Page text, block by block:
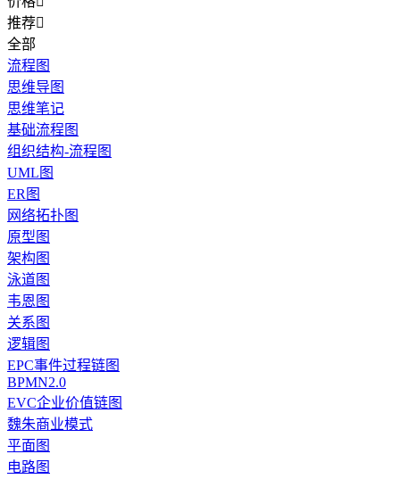
推荐
全部
流程图
思维导图
思维笔记
基础流程图
组织结构-流程图
UML图
ER图
网络拓扑图
原型图
架构图
泳道图
韦恩图
关系图
逻辑图
EPC事件过程链图
BPMN2.0
EVC企业价值链图
魏朱商业模式
平面图
电路图